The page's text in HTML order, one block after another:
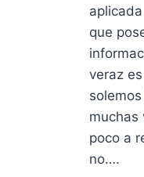
que
veraz
muchas
poco a
no….